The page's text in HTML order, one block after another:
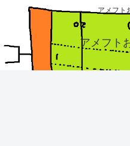
アメフト
アメフト